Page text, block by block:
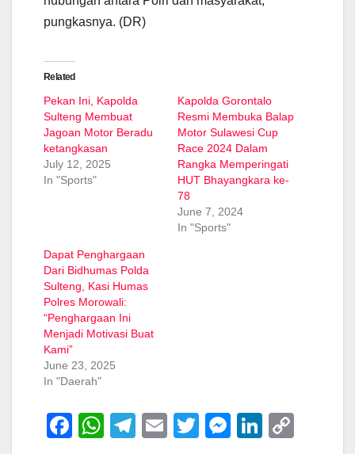
pungkasnya. (DR)
Related
Pekan Ini, Kapolda
Sulteng Membuat
Jagoan Motor Beradu
ketangkasan
July 12, 2025
In "Sports"
Kapolda Gorontalo
Resmi Membuka Balap
Motor Sulawesi Cup
Race 2024 Dalam
Rangka Memperingati
HUT Bhayangkara ke-
78
June 7, 2024
In "Sports"
Dapat Penghargaan
Dari Bidhumas Polda
Sulteng, Kasi Humas
Polres Morowali:
“Penghargaan Ini
Menjadi Motivasi Buat
Kami”
June 23, 2025
In "Daerah"
F
W
T
E
T
M
Li